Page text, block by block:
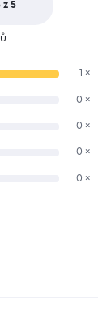
z 5
1 ×
0 ×
0 ×
0 ×
0 ×